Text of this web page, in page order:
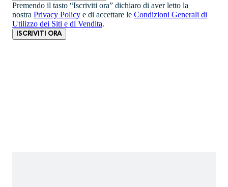
Premendo il tasto “Iscriviti ora” dichiaro di aver letto la
nostra Privacy Policy e di accettare le Condizioni Generali di
Utilizzo dei Siti e di Vendita.
ISCRIVITI ORA